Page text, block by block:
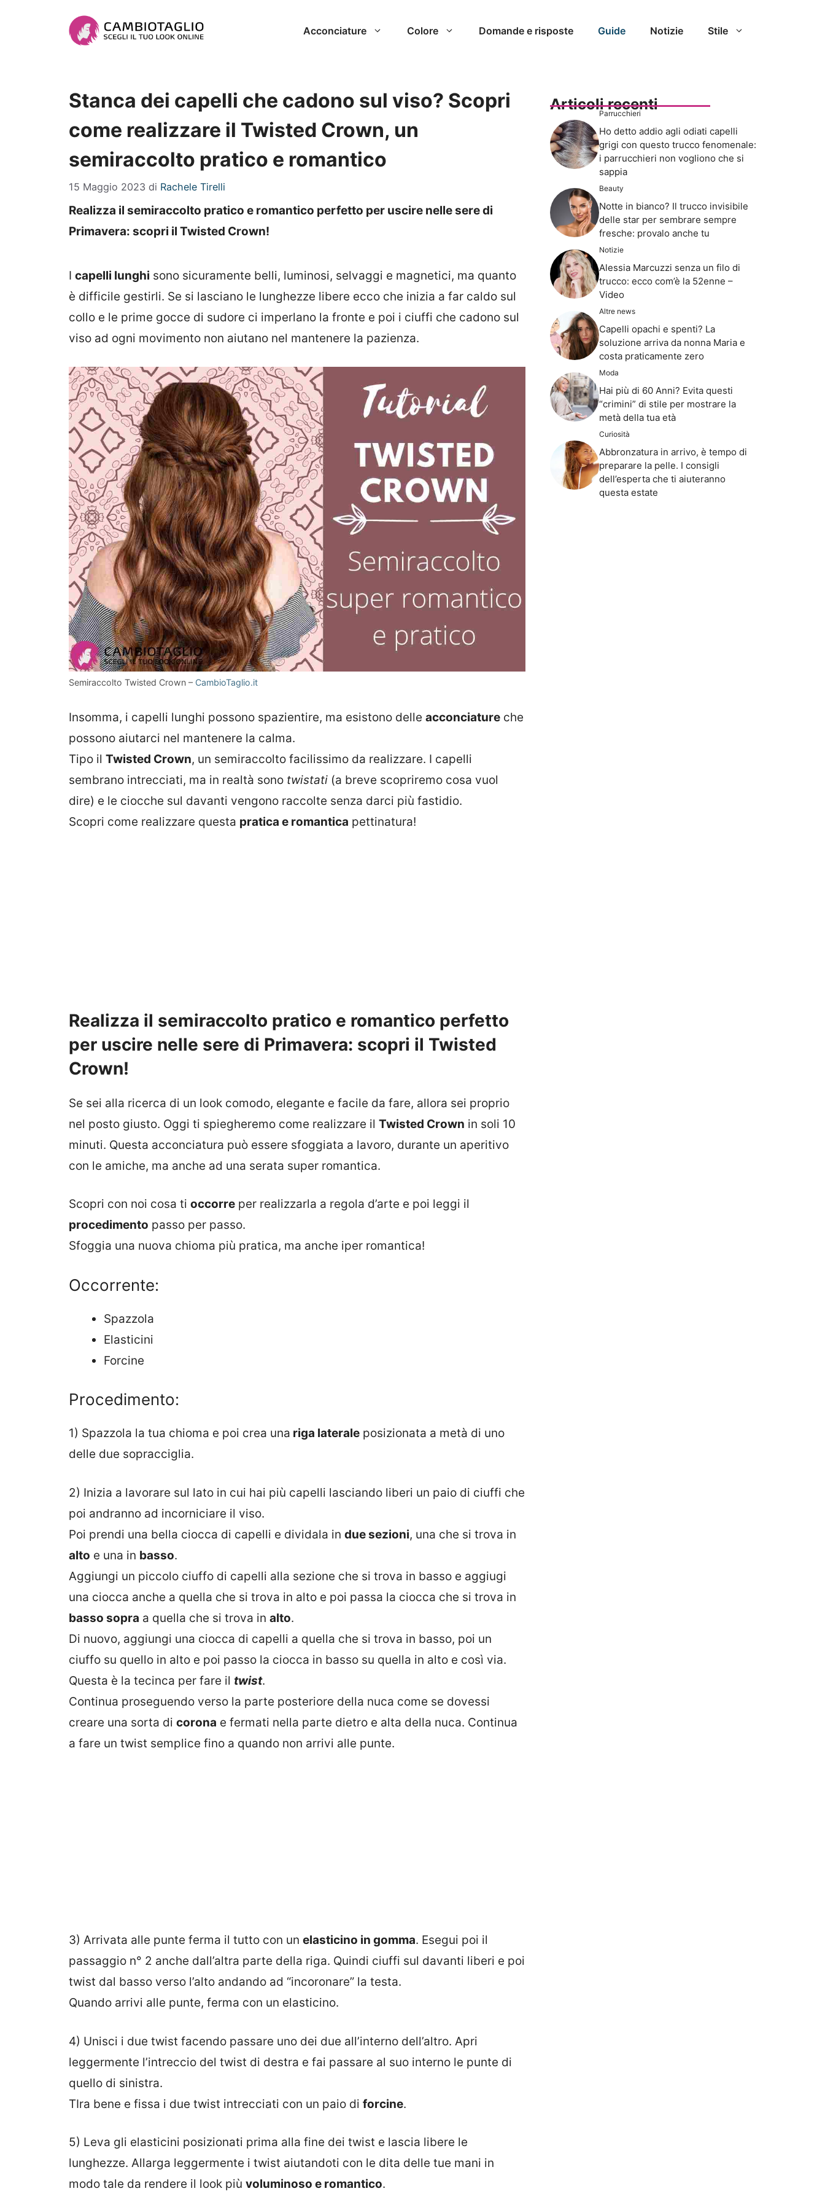
Acconciature Colore Domande e risposte Guide Notizie Stile
Stanca dei capelli che cadono sul viso? Scopri
come realizzare il Twisted Crown, un
semiraccolto pratico e romantico
15 Maggio 2023 di Rachele Tirelli
Realizza il semiraccolto pratico e romantico perfetto per uscire nelle sere di
Primavera: scopri il Twisted Crown!
I capelli lunghi sono sicuramente belli, luminosi, selvaggi e magnetici, ma quanto
è difficile gestirli. Se si lasciano le lunghezze libere ecco che inizia a far caldo sul
collo e le prime gocce di sudore ci imperlano la fronte e poi i ciuffi che cadono sul
viso ad ogni movimento non aiutano nel mantenere la pazienza.
Semiraccolto Twisted Crown – CambioTaglio.it
Insomma, i capelli lunghi possono spazientire, ma esistono delle acconciature che
possono aiutarci nel mantenere la calma.
Tipo il Twisted Crown, un semiraccolto facilissimo da realizzare. I capelli
sembrano intrecciati, ma in realtà sono twistati (a breve scopriremo cosa vuol
dire) e le ciocche sul davanti vengono raccolte senza darci più fastidio.
Scopri come realizzare questa pratica e romantica pettinatura!
Realizza il semiraccolto pratico e romantico perfetto
per uscire nelle sere di Primavera: scopri il Twisted
Crown!
Se sei alla ricerca di un look comodo, elegante e facile da fare, allora sei proprio
nel posto giusto. Oggi ti spiegheremo come realizzare il Twisted Crown in soli 10
minuti. Questa acconciatura può essere sfoggiata a lavoro, durante un aperitivo
con le amiche, ma anche ad una serata super romantica.
Scopri con noi cosa ti occorre per realizzarla a regola d’arte e poi leggi il
procedimento passo per passo.
Sfoggia una nuova chioma più pratica, ma anche iper romantica!
Occorrente:
Spazzola
Elasticini
Forcine
Procedimento:
1) Spazzola la tua chioma e poi crea una riga laterale posizionata a metà di uno
delle due sopracciglia.
2) Inizia a lavorare sul lato in cui hai più capelli lasciando liberi un paio di ciuffi che
poi andranno ad incorniciare il viso.
Poi prendi una bella ciocca di capelli e dividala in due sezioni, una che si trova in
alto e una in basso.
Aggiungi un piccolo ciuffo di capelli alla sezione che si trova in basso e aggiugi
una ciocca anche a quella che si trova in alto e poi passa la ciocca che si trova in
basso sopra a quella che si trova in alto.
Di nuovo, aggiungi una ciocca di capelli a quella che si trova in basso, poi un
ciuffo su quello in alto e poi passo la ciocca in basso su quella in alto e così via.
Questa è la tecinca per fare il twist.
Continua proseguendo verso la parte posteriore della nuca come se dovessi
creare una sorta di corona e fermati nella parte dietro e alta della nuca. Continua
a fare un twist semplice fino a quando non arrivi alle punte.
3) Arrivata alle punte ferma il tutto con un elasticino in gomma. Esegui poi il
passaggio n° 2 anche dall’altra parte della riga. Quindi ciuffi sul davanti liberi e poi
twist dal basso verso l’alto andando ad “incoronare” la testa.
Quando arrivi alle punte, ferma con un elasticino.
4) Unisci i due twist facendo passare uno dei due all’interno dell’altro. Apri
leggermente l’intreccio del twist di destra e fai passare al suo interno le punte di
quello di sinistra.
TIra bene e fissa i due twist intrecciati con un paio di forcine.
5) Leva gli elasticini posizionati prima alla fine dei twist e lascia libere le
lunghezze. Allarga leggermente i twist aiutandoti con le dita delle tue mani in
modo tale da rendere il look più voluminoso e romantico.
Articoli recenti
Parrucchieri
Ho detto addio agli odiati capelli
grigi con questo trucco fenomenale:
i parrucchieri non vogliono che si
sappia
Beauty
Notte in bianco? Il trucco invisibile
delle star per sembrare sempre
fresche: provalo anche tu
Notizie
Alessia Marcuzzi senza un filo di
trucco: ecco com’è la 52enne –
Video
Altre news
Capelli opachi e spenti? La
soluzione arriva da nonna Maria e
costa praticamente zero
Moda
Hai più di 60 Anni? Evita questi
“crimini” di stile per mostrare la
metà della tua età
Curiosità
Abbronzatura in arrivo, è tempo di
preparare la pelle. I consigli
dell’esperta che ti aiuteranno
questa estate